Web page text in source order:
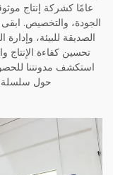
عامًا كشركة إنتاج
الجودة، والتخصيص. ابقى
الصديقة للبيئة،
تحسين كفاءة الإنتاج
استكشف مدونتنا
حول سلسلة